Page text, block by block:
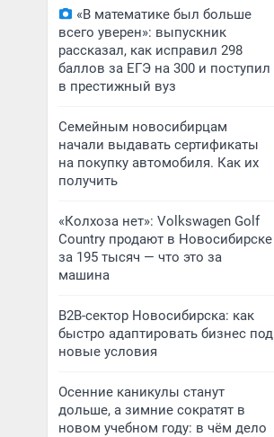
«В математике был больше
всего уверен»: выпускник
рассказал, как исправил 298
баллов за ЕГЭ на 300 и поступил
в престижный вуз
Семейным новосибирцам
начали выдавать сертификаты
на покупку автомобиля. Как их
получить
«Колхоза нет»: Volkswagen Golf
Сountry продают в Новосибирске
за 195 тысяч — что это за
машина
B2B-сектор Новосибирска: как
быстро адаптировать бизнес под
новые условия
Осенние каникулы станут
дольше, а зимние сократят в
новом учебном году: в чём дело